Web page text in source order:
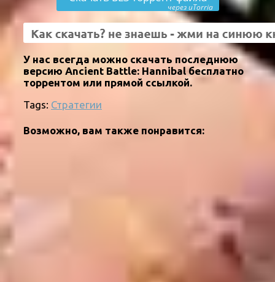
через uTorria
У нас всегда можно скачать последнюю
версию Ancient Battle: Hannibal бесплатно
торрентом или прямой ссылкой.
Tags: Стратегии
Возможно, вам также понравится: